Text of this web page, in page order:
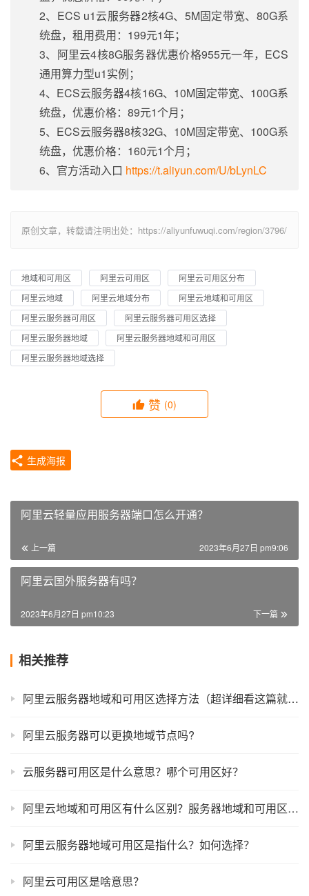
2、ECS u1云服务器2核4G、5M固定带宽、80G系
统盘，租用费用：199元1年；
3、阿里云4核8G服务器优惠价格955元一年，ECS
通用算力型u1实例；
4、ECS云服务器4核16G、10M固定带宽、100G系
统盘，优惠价格：89元1个月；
5、ECS云服务器8核32G、10M固定带宽、100G系
统盘，优惠价格：160元1个月；
6、官方活动入口 https://t.aliyun.com/U/bLynLC
原创文章，转载请注明出处：https://aliyunfuwuqi.com/region/3796/
地域和可用区 阿里云可用区
阿里云可用区分布
阿里云地域
阿里云地域分布
阿里云地域和可用区
阿里云服务器可用区
阿里云服务器可用区选择
阿里云服务器地域
阿里云服务器地域和可用区
阿里云服务器地域选择
赞 (0)
生成海报
阿里云轻量应用服务器端口怎么开通？
上一篇 2023年6月27日 pm9:06
阿里云国外服务器有吗？
下一篇
2023年6月27日 pm10:23
相关推荐
阿里云服务器地域和可用区选择方法（超详细看这篇就够了）
阿里云服务器可以更换地域节点吗?
云服务器可用区是什么意思？哪个可用区好？
阿里云地域和可用区有什么区别？服务器地域和可用区的选择方法
阿里云服务器地域可用区是指什么？如何选择？
阿里云可用区是啥意思？